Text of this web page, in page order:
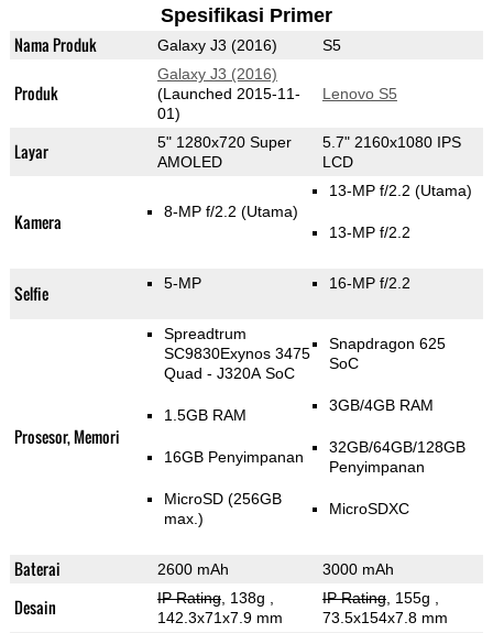
Spesifikasi Primer
Nama Produk Galaxy J3 (2016) S5
Produk
Galaxy J3 (2016)
(Launched 2015-11-
01)
Lenovo S5
Layar
5" 1280x720 Super
AMOLED
5.7" 2160x1080 IPS
LCD
Kamera 8-MP f/2.2 (Utama)
13-MP f/2.2 (Utama)
13-MP f/2.2
Selfie 5-MP 16-MP f/2.2
Prosesor, Memori
Spreadtrum
SC9830Exynos 3475
Quad - J320A SoC
1.5GB RAM
16GB Penyimpanan
MicroSD (256GB
max.)
Snapdragon 625
SoC
3GB/4GB RAM
32GB/64GB/128GB
Penyimpanan
MicroSDXC
Baterai 2600 mAh 3000 mAh
Desain IP Rating, 138g
142.3x71x7.9 mm
IP Rating, 155g
73.5x154x7.8 mm